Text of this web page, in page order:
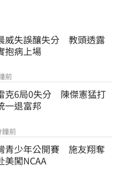
威失誤釀失分　教頭透露
抱病上場
前
克6局0失分　陳傑憲猛打
一退富邦
前
青少年公開賽　施友翔奪
美闖NCAA